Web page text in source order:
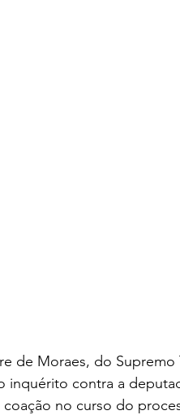
de Moraes, do Supremo
inquérito contra a
coação no curso do